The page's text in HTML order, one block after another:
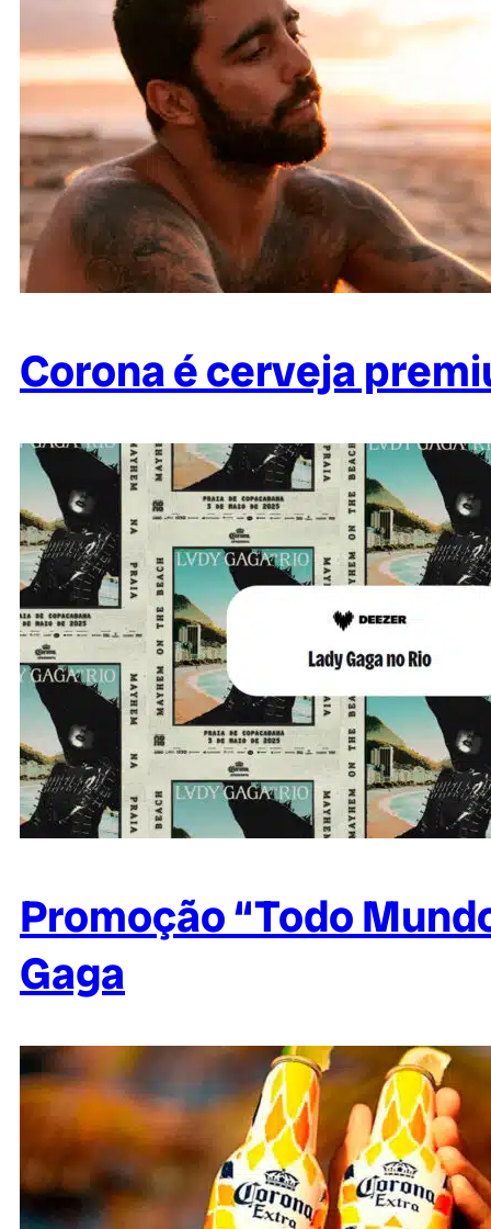
Corona é cerveja
Promoção “Todo
Gaga